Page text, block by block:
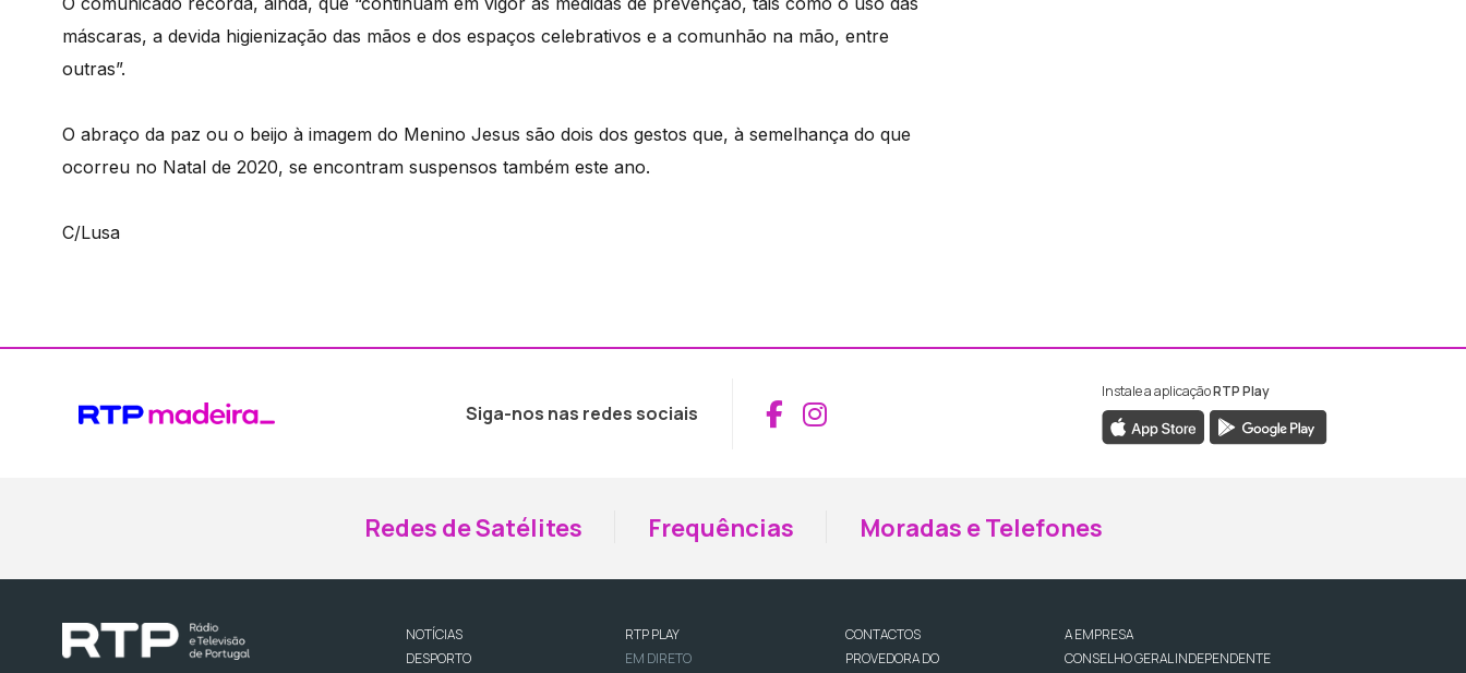
máscaras, a devida higienização das mãos e dos espaços celebrativos e a comunhão na mão, entre
outras”.
O abraço da paz ou o beijo à imagem do Menino Jesus são dois dos gestos que, à semelhança do que
ocorreu no Natal de 2020, se encontram suspensos também este ano.
C/Lusa
Siga-nos nas redes sociais Aceder ao Facebook da RTP Madeira
Aceder ao Instagram da RTP Madeira
Instale a aplicaçãoRTP Play
Redes de Satélites Frequências Moradas e Telefones
NOTÍCIAS
DESPORTO
RTP PLAY
EM DIRETO
CONTACTOS
PROVEDORA DO
A EMPRESA
CONSELHO GERAL INDEPENDENTE